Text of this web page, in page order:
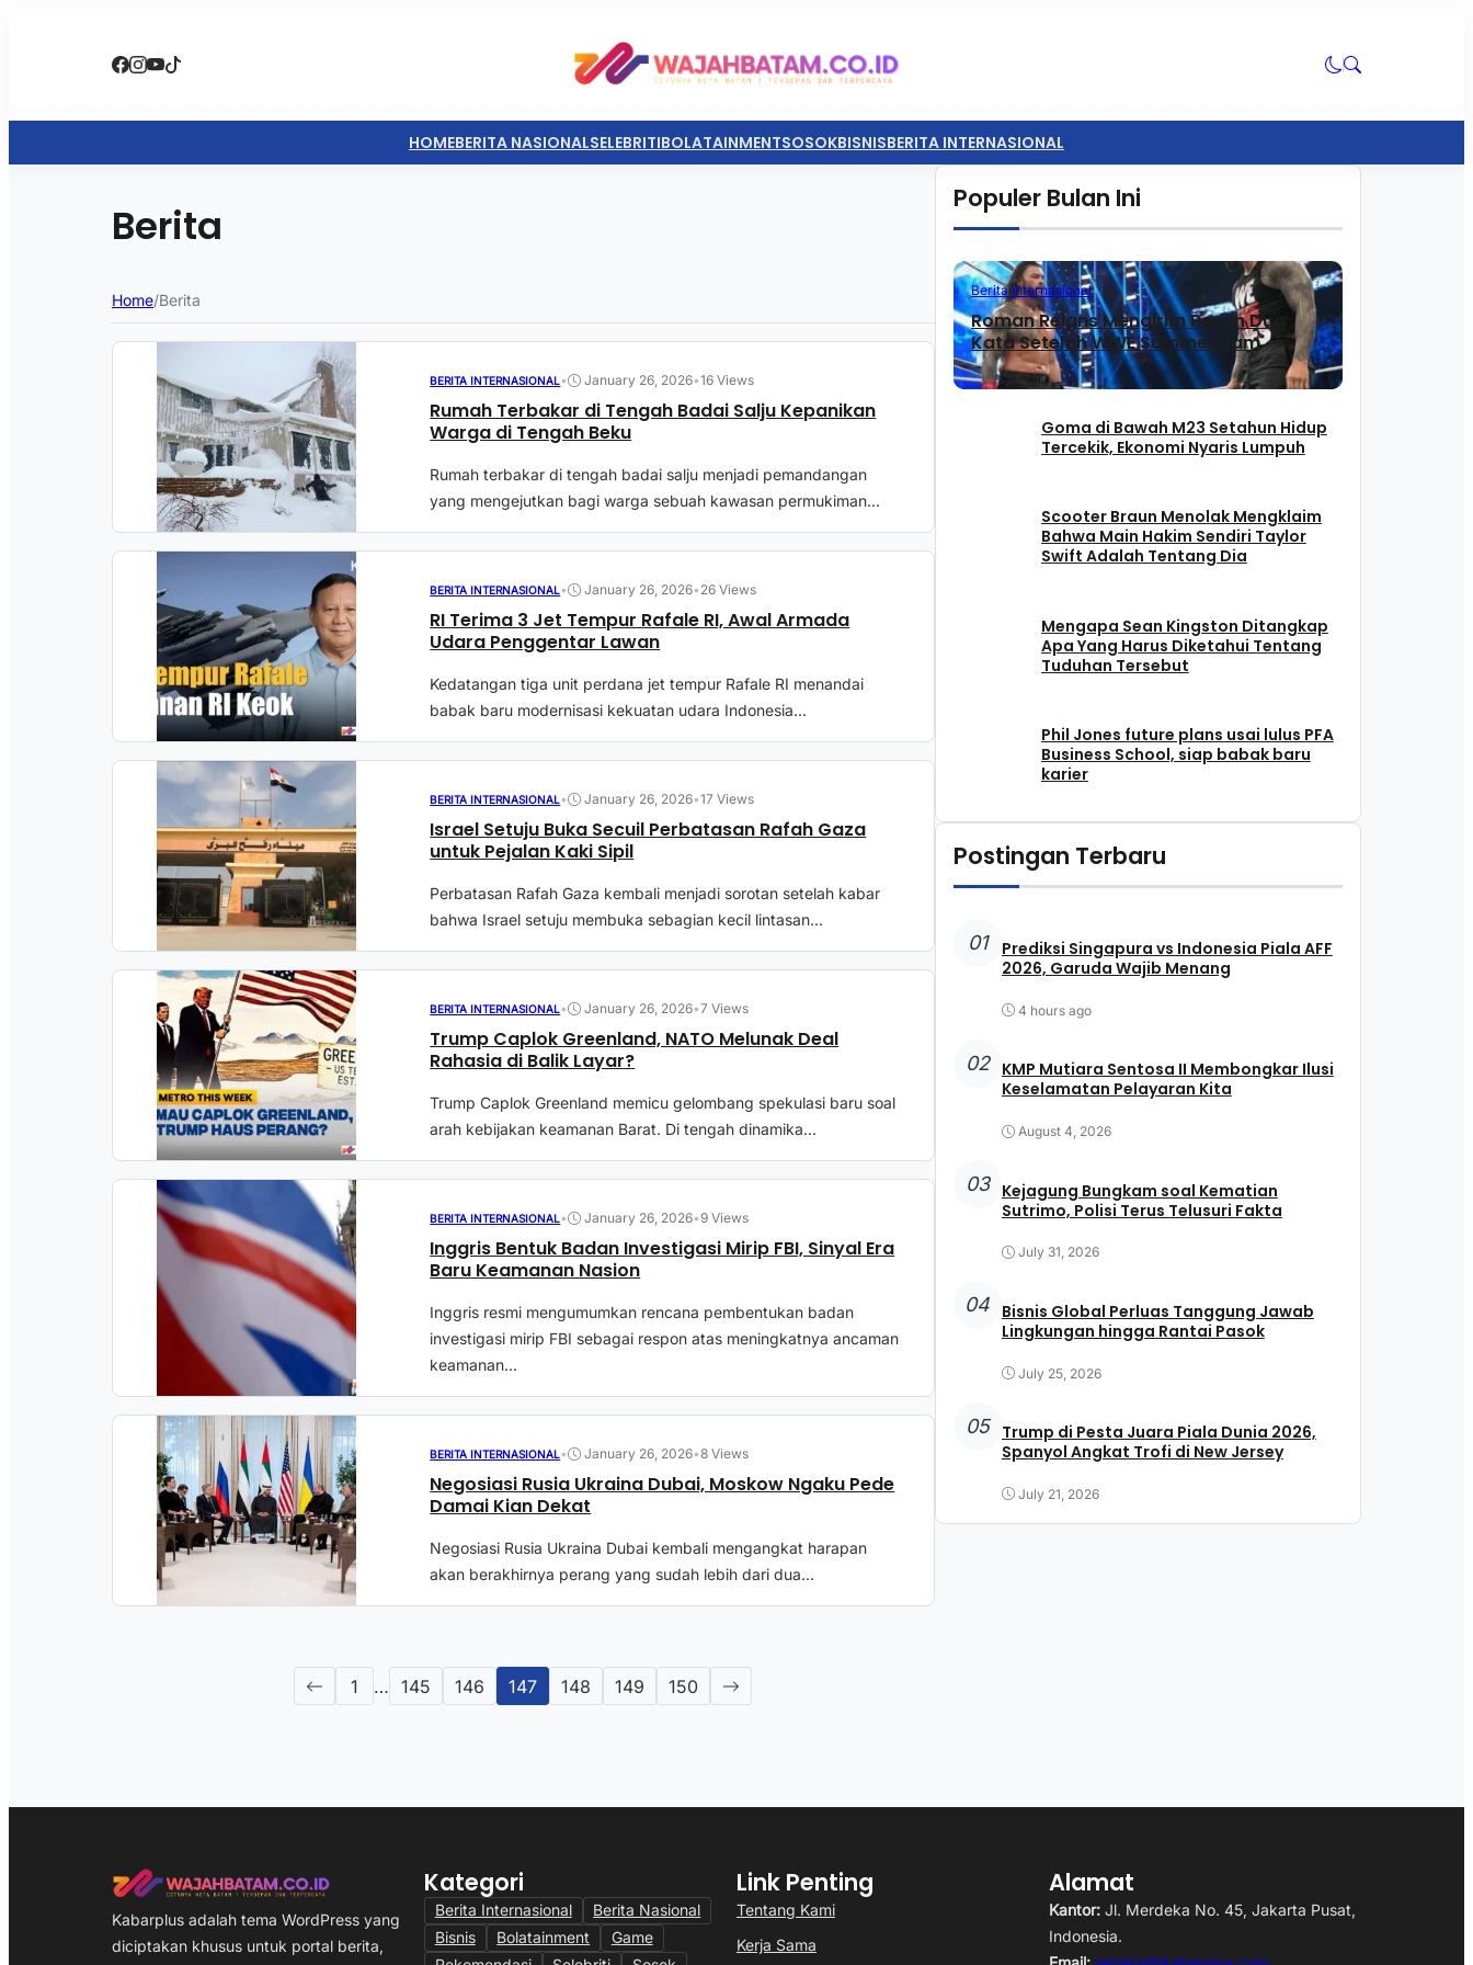
HOMEBERITA NASIONALSELEBRITIBOLATAINMENTSOSOKBISNISBERITA INTERNASIONAL
Berita
Home/Berita
BERITA INTERNASIONAL• January 26, 2026•16 Views
Rumah Terbakar di Tengah Badai Salju Kepanikan
Warga di Tengah Beku
Rumah terbakar di tengah badai salju menjadi pemandangan
yang mengejutkan bagi warga sebuah kawasan permukiman...
BERITA INTERNASIONAL• January 26, 2026• 26 Views
RI Terima 3 Jet Tempur Rafale RI, Awal Armada
Udara Penggentar Lawan
Kedatangan tiga unit perdana jet tempur Rafale RI menandai
babak baru modernisasi kekuatan udara Indonesia...
BERITA INTERNASIONAL• January 26, 2026•17 Views
Israel Setuju Buka Secuil Perbatasan Rafah Gaza
untuk Pejalan Kaki Sipil
Perbatasan Rafah Gaza kembali menjadi sorotan setelah kabar
bahwa Israel setuju membuka sebagian kecil lintasan...
BERITA INTERNASIONAL• January 26, 2026•7 Views
Trump Caplok Greenland, NATO Melunak Deal
Rahasia di Balik Layar?
Trump Caplok Greenland memicu gelombang spekulasi baru soal
arah kebijakan keamanan Barat. Di tengah dinamika...
BERITA INTERNASIONAL• January 26, 2026•9 Views
Inggris Bentuk Badan Investigasi Mirip FBI, Sinyal Era
Baru Keamanan Nasion
Inggris resmi mengumumkan rencana pembentukan badan
investigasi mirip FBI sebagai respon atas meningkatnya ancaman
keamanan...
BERITA INTERNASIONAL• January 26, 2026•8 Views
Negosiasi Rusia Ukraina Dubai, Moskow Ngaku Pede
Damai Kian Dekat
Negosiasi Rusia Ukraina Dubai kembali mengangkat harapan
akan berakhirnya perang yang sudah lebih dari dua...
1 … 145 146 147 148 149 150
Populer Bulan Ini
Berita Internasional
Roman Reigns Mengirim Pesan Dua
Kata Setelah WWE SummerSlam
Goma di Bawah M23 Setahun Hidup
Tercekik, Ekonomi Nyaris Lumpuh
Scooter Braun Menolak Mengklaim
Bahwa Main Hakim Sendiri Taylor
Swift Adalah Tentang Dia
Mengapa Sean Kingston Ditangkap
Apa Yang Harus Diketahui Tentang
Tuduhan Tersebut
Phil Jones future plans usai lulus PFA
Business School, siap babak baru
karier
Postingan Terbaru
01
Prediksi Singapura vs Indonesia Piala AFF
2026, Garuda Wajib Menang
4 hours ago
02
KMP Mutiara Sentosa II Membongkar Ilusi
Keselamatan Pelayaran Kita
August 4, 2026
03
Kejagung Bungkam soal Kematian
Sutrimo, Polisi Terus Telusuri Fakta
July 31, 2026
04 Bisnis Global Perluas Tanggung Jawab
Lingkungan hingga Rantai Pasok
July 25, 2026
05
Trump di Pesta Juara Piala Dunia 2026,
Spanyol Angkat Trofi di New Jersey
July 21, 2026
Kabarplus adalah tema WordPress yang
diciptakan khusus untuk portal berita,
Kategori
Berita Internasional
Berita Nasional
Bisnis
Bolatainment
Game
Link Penting
Tentang Kami
Kerja Sama
Alamat
Kantor: Jl. Merdeka No. 45, Jakarta Pusat,
Indonesia.